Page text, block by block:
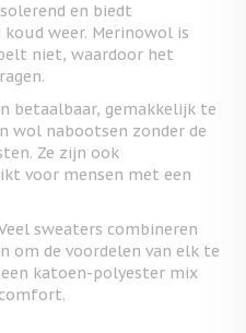
en biedt
weer. Merinowol is
niet, waardoor het
betaalbaar, gemakkelijk te
wol nabootsen zonder de
Ze zijn ook
voor mensen met een
sweaters combineren
om de voordelen van elk te
katoen-polyester mix